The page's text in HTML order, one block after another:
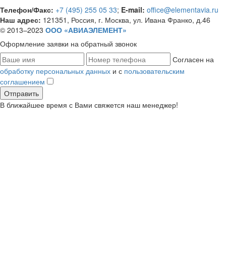
Телефон/Факс: +7 (495) 255 05 33; E-mail: office@elementavia.ru
Наш адрес: 121351, Россия, г. Москва, ул. Ивана Франко, д.46
© 2013–2023 ООО «АВИАЭЛЕМЕНТ»
Оформление заявки на обратный звонок
Согласен на
обработку персональных данных и с пользовательским
соглашением
В ближайшее время с Вами свяжется наш менеджер!